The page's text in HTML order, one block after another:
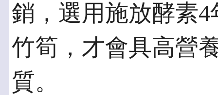
銷，選用施放酵素
竹筍，才會具高營
質。